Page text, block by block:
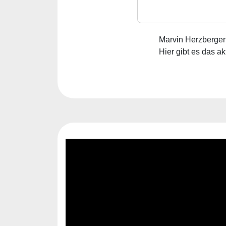
anhand von
Marvin
Hier gibt es das